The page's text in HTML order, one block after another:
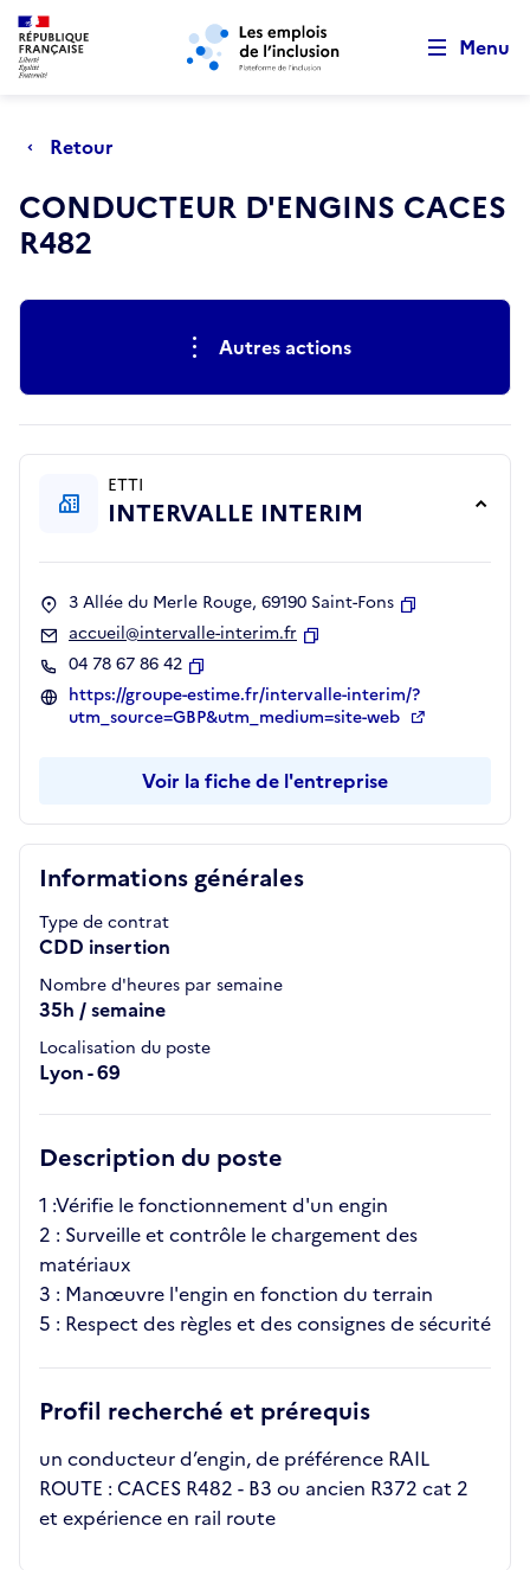
Aller au menu principal Aller au contenu principal
Menu
Retour
CONDUCTEUR D'ENGINS CACES
R482
Actions rapidesAutres actions
Informations générales
Type de contrat
CDD insertion
Nombre d'heures par semaine
35h / semaine
Localisation du poste
Lyon - 69
Description du poste
1 :Vérifie le fonctionnement d'un engin
2 : Surveille et contrôle le chargement des
matériaux
3 : Manœuvre l'engin en fonction du terrain
5 : Respect des règles et des consignes de sécurité
Profil recherché et prérequis
un conducteur d’engin, de préférence RAIL
ROUTE : CACES R482 - B3 ou ancien R372 cat 2
et expérience en rail route
ETTI
INTERVALLE INTERIM
3 Allée du Merle Rouge, 69190 Saint-Fons
accueil@intervalle-interim.fr
04 78 67 86 42
Copier
https://groupe-estime.fr/intervalle-interim/?
utm_source=GBP&utm_medium=site-web
Voir la fiche de l'entreprise
Retour au début de la page
Panneau de gestion des cookies